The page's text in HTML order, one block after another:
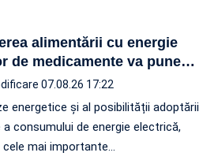
alimentării cu energie
de medicamente va pune…
07.08.26 17:22
energetice și al posibilității adoptării
consumului de energie electrică,
cele mai importante…